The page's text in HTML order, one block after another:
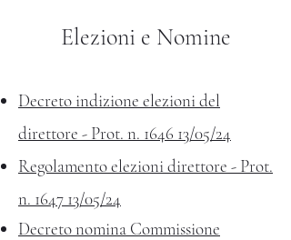
Elezioni e Nomine
Decreto indizione elezioni del
direttore - Prot. n. 1646 13/05/24
Regolamento elezioni direttore - Prot.
n. 1647 13/05/24
Decreto nomina Commissione